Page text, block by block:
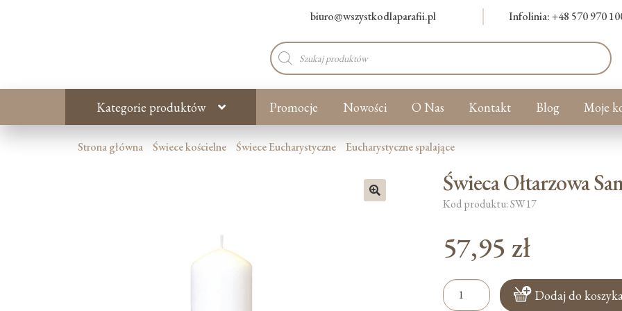
biuro@wszystkodlaparafii.pl Infolinia: +48 570 970
Wyszukiwarka
produktów
Kategorie produktów Promocje Nowości O Nas Kontakt Blog Moje
Strona główna Świece kościelne Świece Eucharystyczne Eucharystyczne spalające
Świeca Ołtarzowa
Kod produktu: SW17
57,95 zł
ilość
Świeca
Dodaj do